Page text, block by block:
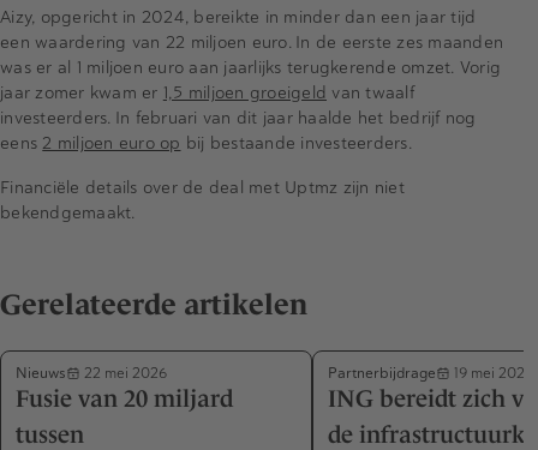
Aizy, opgericht in 2024, bereikte in minder dan een jaar tijd
een waardering van 22 miljoen euro. In de eerste zes maanden
was er al 1 miljoen euro aan jaarlijks terugkerende omzet. Vorig
jaar zomer kwam er 1,5 miljoen groeigeld van twaalf
investeerders. In februari van dit jaar haalde het bedrijf nog
eens 2 miljoen euro op bij bestaande investeerders.
Financiële details over de deal met Uptmz zijn niet
bekendgemaakt.
Gerelateerde artikelen
Nieuws 22 mei 2026
Fusie van 20 miljard
tussen
Partnerbijdrage 19 mei 2026
ING bereidt zich
de